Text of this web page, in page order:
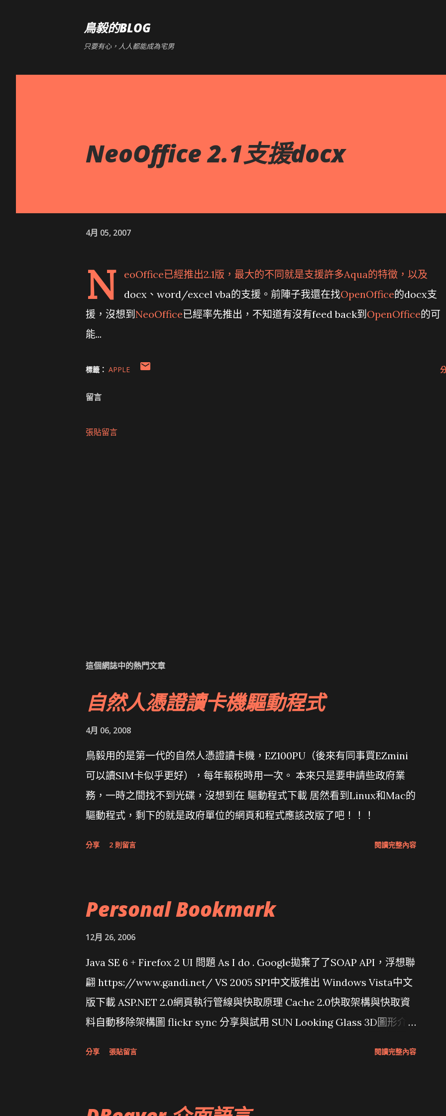
鳥毅的BLOG
只要有心，人人都能成為宅男
NeoOffice 2.1支援docx
4月 05, 2007
N eoOffice已經推出2.1版，最大的不同就是支援許多Aqua的特徵，以及
docx、word/excel vba的支援。前陣子我還在找OpenOffice的docx支
援，沒想到NeoOffice已經率先推出，不知道有沒有feed back到OpenOffice的可
能...
標籤： APPLE
留言
張貼留言
這個網誌中的熱門文章
自然人憑證讀卡機驅動程式
4月 06, 2008
鳥毅用的是第一代的自然人憑證讀卡機，EZ100PU（後來有同事買EZmini
可以讀SIM卡似乎更好），每年報稅時用一次。 本來只是要申請些政府業
務，一時之間找不到光碟，沒想到在 驅動程式下載 居然看到Linux和Mac的
驅動程式，剩下的就是政府單位的網頁和程式應該改版了吧！！！
分享 2 則留言 閱讀完整內容
Personal Bookmark
12月 26, 2006
Java SE 6 + Firefox 2 UI 問題 As I do . Google拋棄了了SOAP API，浮想聯
翩 https://www.gandi.net/ VS 2005 SP1中文版推出 Windows Vista中文
版下載 ASP.NET 2.0網頁執行管線與快取原理 Cache 2.0快取架構與快取資
料自動移除架構圖 flickr sync 分享與試用 SUN Looking Glass 3D圖形介
分享 張貼留言 閱讀完整內容